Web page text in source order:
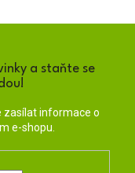
a staňte se
zasílat informace o
e-shopu.